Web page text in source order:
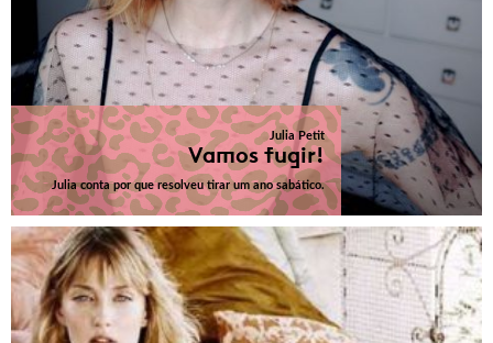
Julia Petit
Vamos fugir!
Julia conta por que resolveu tirar um ano sabático.